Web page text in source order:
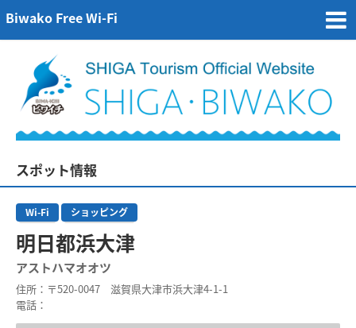
Biwako Free Wi-Fi
スポット情報
Wi-Fi ショッピング
明日都浜大津
アストハマオオツ
住所 ：〒520-0047 滋賀県大津市浜大津4-1-1
電話 ：